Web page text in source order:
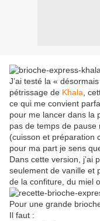
J’ai testé la «
pétrissage de Khala ,
ce qui me convient
pour me lancer dans la
pas de temps de
(cuisson et préparation
pour ma part je sens
Dans cette version, j’ai
seulement de vanille et
de la confiture, du miel
Pour une grande
Il faut :